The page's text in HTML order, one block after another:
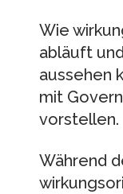
Wie
abläuft
aussehen
mit
vorstellen.
Während